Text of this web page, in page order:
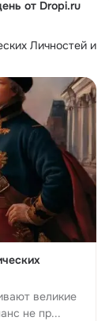
от Dropi.ru
Личностей и
великие
не пр...